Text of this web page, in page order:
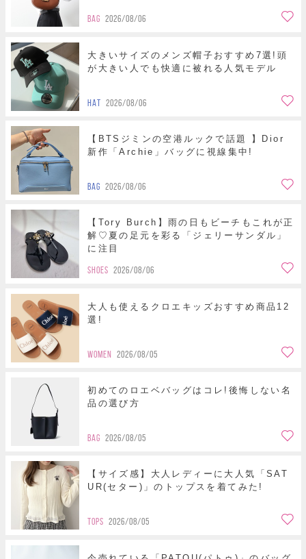
BAG 2026/08/06
大きいサイズのメンズ帽子おすすめ7選!頭
が大きい人でも快適に被れる人気モデル
HAT 2026/08/06
【BTSジミンの空港ルックで話題 】Dior
新作「Archie」バッグに視線集中!
BAG 2026/08/06
【Tory Burch】雨の日もビーチもこれが正
解♡夏の足元を彩る「ジェリーサンダル」
に注目
SHOES 2026/08/06
大人も使えるクロエキッズおすすめ商品12
選!
WOMEN 2026/08/05
初めてのロエベバッグはコレ!後悔しない名
品の選び方
BAG 2026/08/05
【サイズ感】大人レディーに大人気「SAT
UR(セター)」のトップスを着てみた!
TOPS 2026/08/05